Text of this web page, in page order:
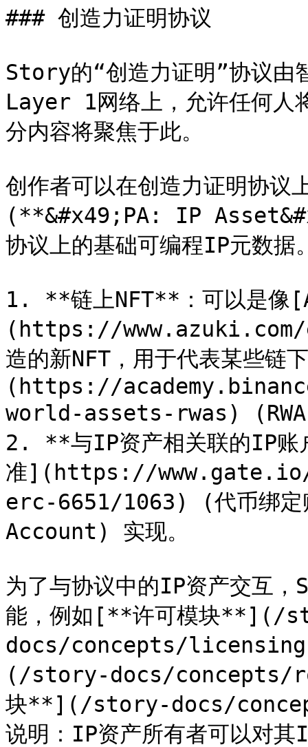
### 创造力证明协议
Story的“创造力证明”协议由
Layer 1网络上，允许任何人
分内容将聚焦于此。
创作者可以在创造力证明协
(**&#x49;PA: IP
协议上的基础可编程IP元数据
1. **链上NFT**：可以是
(https://www.azuki.com/
造的新NFT，用于代表某些
(https://
world-assets-rwas)
2. **与IP资产相关联的IP账
准](https://
erc-6651/1063) (代币绑
Account) 实现。
为了与协议中的IP资产交互
能，例如[**许可模块**](/
docs/concepts/
(/story-docs/concepts/
块**](/story-docs/
说明：IP资产所有者可以对